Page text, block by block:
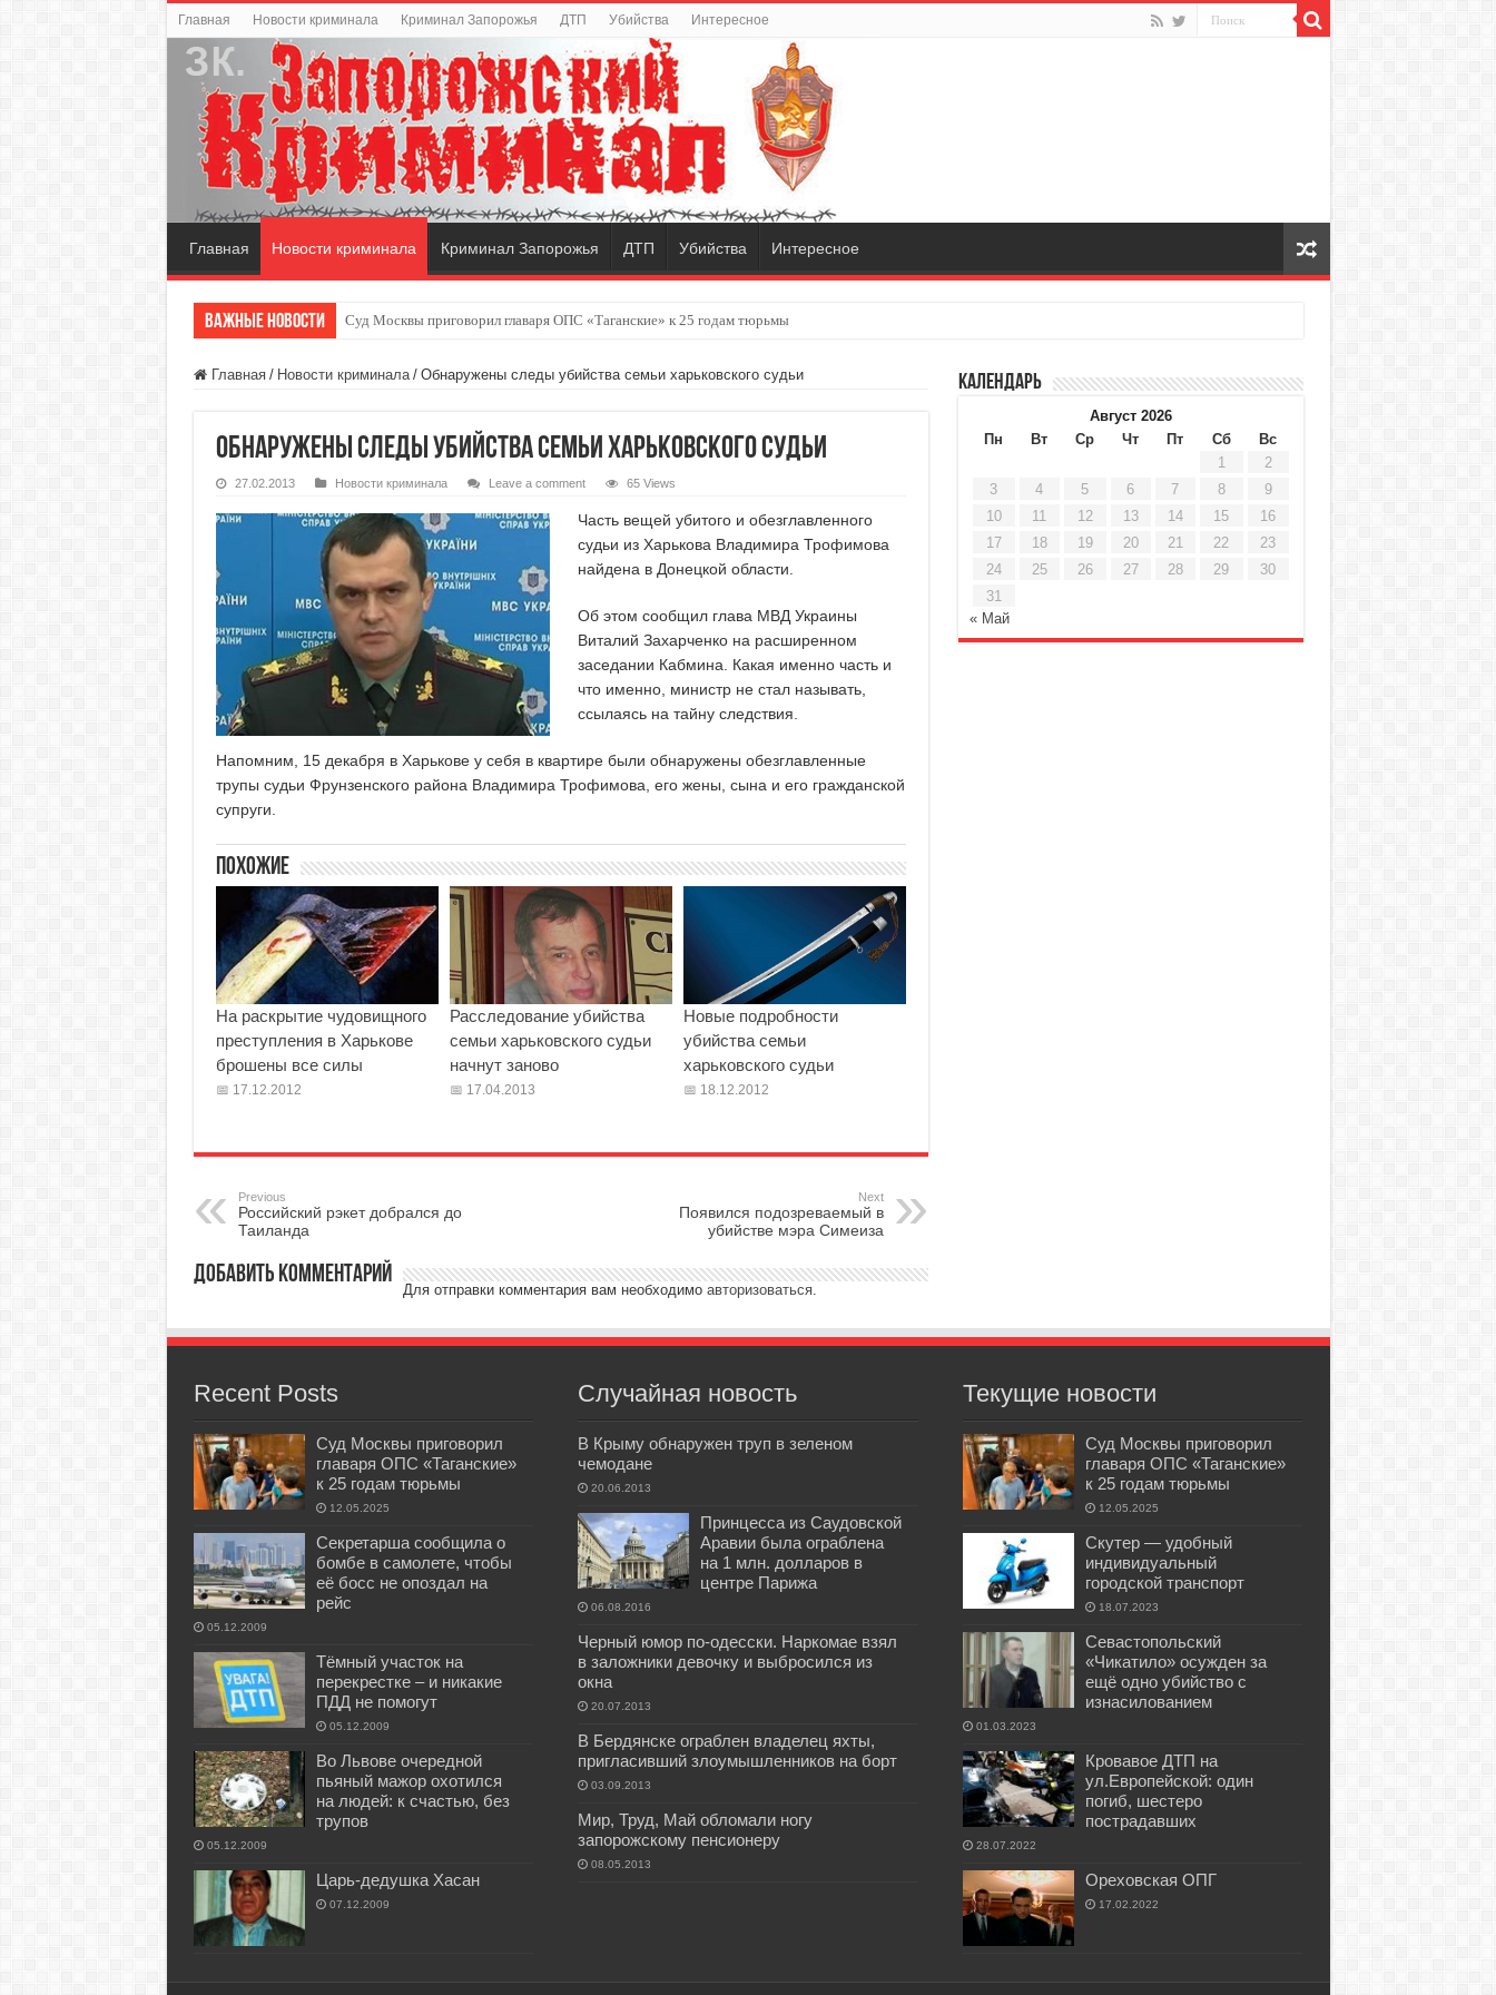
Главная Новости криминала Криминал Запорожья ДТП Убийства Интересное
Главная Новости криминала Криминал Запорожья ДТП Убийства Интересное
Важные новости Суд Москвы приговорил главаря ОПС «Таганские» к 25 годам тюрьмы
Скутер — удобный индивидуальный городской транспорт
Главная / Новости криминала / Обнаружены следы убийства семьи харьковского судьи
Обнаружены следы убийства семьи харьковского судьи
27.02.2013 Новости криминала Leave a comment 65 Views
Часть вещей убитого и обезглавленного
судьи из Харькова Владимира Трофимова
найдена в Донецкой области.
Об этом сообщил глава МВД Украины
Виталий Захарченко на расширенном
заседании Кабмина. Какая именно часть и
что именно, министр не стал называть,
ссылаясь на тайну следствия.
Напомним, 15 декабря в Харькове у себя в квартире были обнаружены обезглавленные
трупы судьи Фрунзенского района Владимира Трофимова, его жены, сына и его гражданской
супруги.
Похожие
На раскрытие чудовищного
преступления в Харькове
брошены все силы
17.12.2012
Расследование убийства
семьи харьковского судьи
начнут заново
17.04.2013
Новые подробности
убийства семьи
харьковского судьи
18.12.2012
Previous
Российский рэкет добрался до
Таиланда
Next
Появился подозреваемый в
убийстве мэра Симеиза
Добавить комментарий
Для отправки комментария вам необходимо авторизоваться.
Календарь
Август 2026
Пн
Вт Ср Чт Пт Сб
Вс
1
2
3
4 5 6 7 8
9
10
11 12 13 14 15
16
17
18 19 20 21 22
23
24
25 26 27 28 29
30
31
« Май
Recent Posts
Суд Москвы приговорил
главаря ОПС «Таганские»
к 25 годам тюрьмы
12.05.2025
Секретарша сообщила о
бомбе в самолете, чтобы
её босс не опоздал на
рейс
05.12.2009
Тёмный участок на
перекрестке – и никакие
ПДД не помогут
05.12.2009
Во Львове очередной
пьяный мажор охотился
на людей: к счастью, без
трупов
05.12.2009
Царь-дедушка Хасан
07.12.2009
Случайная новость
В Крыму обнаружен труп в зеленом
чемодане
20.06.2013
Принцесса из Саудовской
Аравии была ограблена
на 1 млн. долларов в
центре Парижа
06.08.2016
Черный юмор по-одесски. Наркомае взял
в заложники девочку и выбросился из
окна
20.07.2013
В Бердянске ограблен владелец яхты,
пригласивший злоумышленников на борт
03.09.2013
Мир, Труд, Май обломали ногу
запорожскому пенсионеру
08.05.2013
Текущие новости
Суд Москвы приговорил
главаря ОПС «Таганские»
к 25 годам тюрьмы
12.05.2025
Скутер — удобный
индивидуальный
городской транспорт
18.07.2023
Севастопольский
«Чикатило» осужден за
ещё одно убийство с
изнасилованием
01.03.2023
Кровавое ДТП на
ул.Европейской: один
погиб, шестеро
пострадавших
28.07.2022
Ореховская ОПГ
17.02.2022